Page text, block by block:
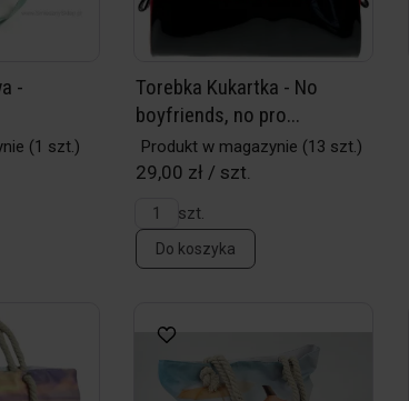
-
(1 szt.)
Torebka Kukartka - No
boyfriends, no pro...
Produkt w magazynie (13 szt.)
29,00 zł / szt.
szt.
Do koszyka